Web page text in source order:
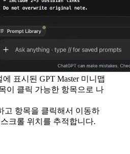
표시된 GPT Master 미니맵
이 클릭 가능한 항목으로 나
고 항목을 클릭해서 이동하
크롤 위치를 추적합니다.